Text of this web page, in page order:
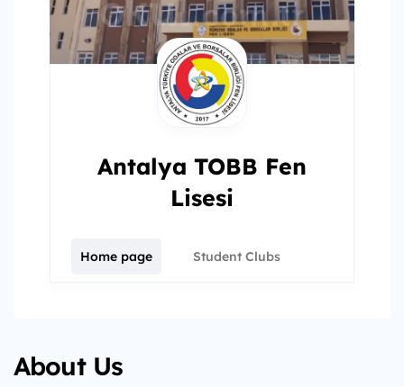
Antalya TOBB Fen
Lisesi
Home page Student Clubs
About Us